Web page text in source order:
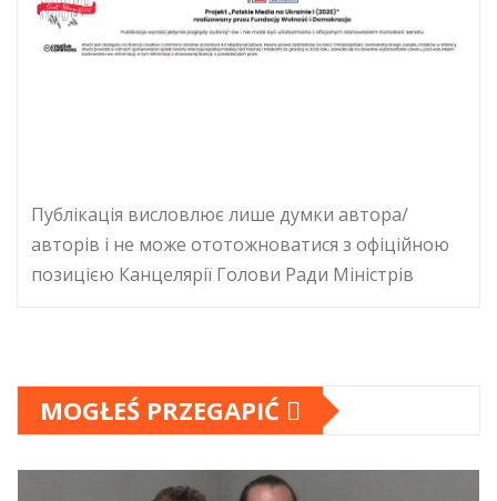
Публікація висловлює лише думки автора/
авторів і не може ототожноватися з офіційною
позицією Канцелярії Голови Ради Міністрів
MOGŁEŚ PRZEGAPIĆ